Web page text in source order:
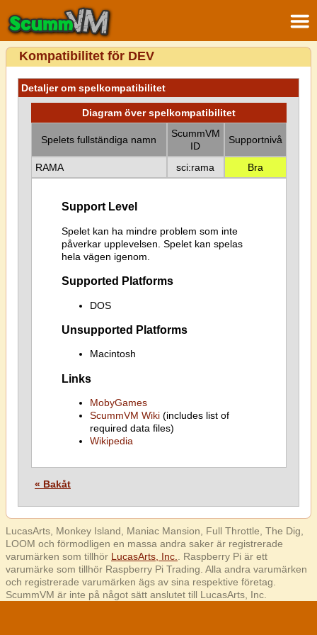
Kompatibilitet för DEV
Detaljer om spelkompatibilitet
Diagram över spelkompatibilitet
Spelets fullständiga namn
ScummVM
ID
Supportnivå
RAMA sci:rama Bra
Support Level
Spelet kan ha mindre problem som inte
påverkar upplevelsen. Spelet kan spelas
hela vägen igenom.
Supported Platforms
DOS
Unsupported Platforms
Macintosh
Links
MobyGames
ScummVM Wiki(includes list of
required data files)
Wikipedia
« Bakåt
LucasArts, Monkey Island, Maniac Mansion, Full Throttle, The Dig,
LOOM och förmodligen en massa andra saker är registrerade
varumärken som tillhör LucasArts, Inc.
. Raspberry Pi är ett
varumärke som tillhör Raspberry Pi Trading. Alla andra varumärken
och registrerade varumärken ägs av sina respektive företag.
ScummVM är inte på något sätt anslutet till LucasArts, Inc.